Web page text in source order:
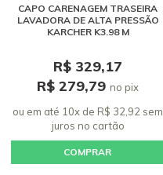
CAPO CARENAGEM TRASEIRA
LAVADORA DE ALTA PRESSÃO
KARCHER K3.98 M
R$ 329,17
R$ 279,79 no pix
ou em até 10x de R$ 32,92 sem
juros no cartão
COMPRAR